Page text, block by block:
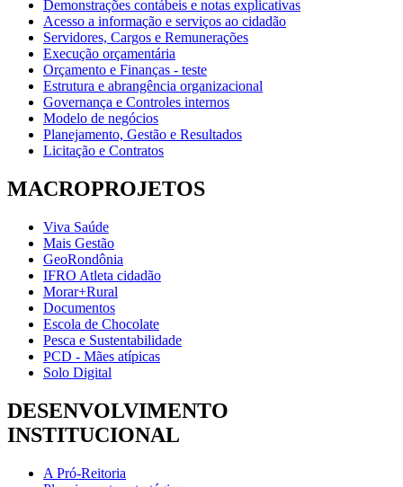
Demonstrações contábeis e notas explicativas
Acesso a informação e serviços ao cidadão
Servidores, Cargos e Remunerações
Execução orçamentária
Orçamento e Finanças - teste
Estrutura e abrangência organizacional
Governança e Controles internos
Modelo de negócios
Planejamento, Gestão e Resultados
Licitação e Contratos
MACROPROJETOS
Viva Saúde
Mais Gestão
GeoRondônia
IFRO Atleta cidadão
Morar+Rural
Documentos
Escola de Chocolate
Pesca e Sustentabilidade
PCD - Mães atípicas
Solo Digital
DESENVOLVIMENTO
INSTITUCIONAL
A Pró-Reitoria